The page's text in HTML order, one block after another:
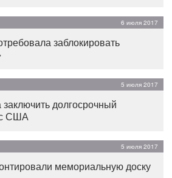
6 июля 2017
заблокировать
5 июля 2017
долгосрочный
с США
5 июля 2017
мемориальную доску